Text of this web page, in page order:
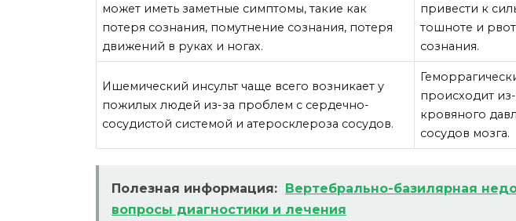
может иметь заметные симптомы, такие как
потеря сознания, помутнение сознания, потеря
движений в руках и ногах.
привести к
тошноте и
сознания.
Ишемический инсульт чаще всего возникает у
пожилых людей из-за проблем с сердечно-
сосудистой системой и атеросклероза сосудов.
происходит
кровяного
сосудов мозга.
Полезная информация: Вертебрально-базилярная
вопросы диагностики и лечения